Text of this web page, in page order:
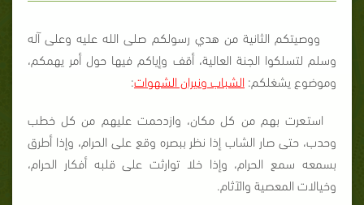
ووصيتكم الثانية من هدي رسولكم صلى الله عليه وعلى آله
وسلم لتسلكوا الجنة العالية، أقف وإياكم فيها حول أمر يهمكم،
وموضوع يشغلكم: الشباب ونيران الشهوات:
استـعرت بهم من كل مكان، وازدحمت عليهم من كل خطب
وحدب، حتى صار الشاب إذا نظر ببصره وقع على الحرام، وإذا أطرق
بسمعه سمع الحرام، وإذا خلا توارثت على قلبه أفكار الحرام،
وخيالات المعصية والآثام.